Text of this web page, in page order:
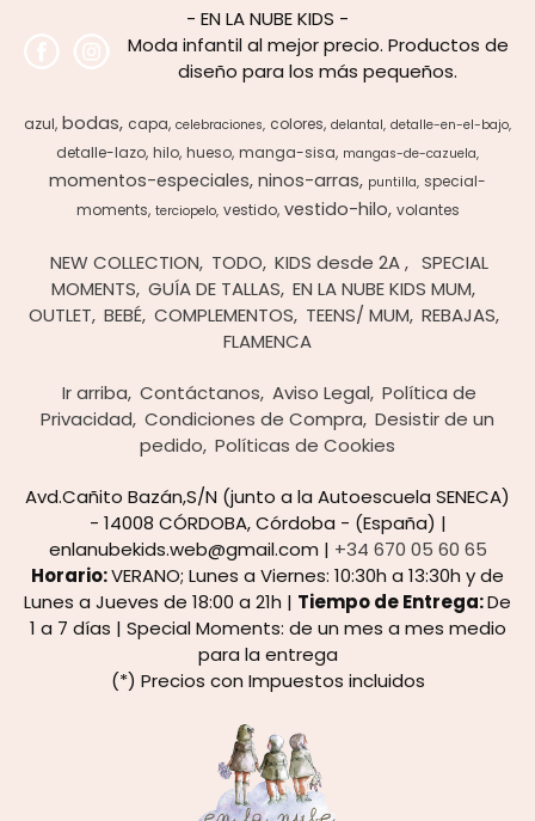
- EN LA NUBE KIDS -
Moda infantil al mejor precio. Productos de
diseño para los más pequeños.
azul bodas capa celebraciones colores delantal detalle-en-el-bajo
detalle-lazo hilo hueso manga-sisa mangas-de-cazuela
momentos-especiales ninos-arras puntilla special-
moments terciopelo vestido vestido-hilo volantes
NEW COLLECTION TODO KIDS desde 2A
SPECIAL
MOMENTS GUÍA DE TALLAS EN LA NUBE KIDS MUM
OUTLET BEBÉ COMPLEMENTOS TEENS/ MUM REBAJAS
FLAMENCA
Ir arriba Contáctanos Aviso Legal Política de
Privacidad Condiciones de Compra Desistir de un
pedido Políticas de Cookies
Avd.Cañito Bazán,S/N (junto a la Autoescuela SENECA)
- 14008 CÓRDOBA, Córdoba - (España) |
enlanubekids.web@gmail.com | +34 670 05 60 65
Horario:VERANO; Lunes a Viernes: 10:30h a 13:30h y de
Lunes a Jueves de 18:00 a 21h | Tiempo de Entrega:De
1 a 7 días | Special Moments: de un mes a mes medio
para la entrega
(*) Precios con Impuestos incluidos